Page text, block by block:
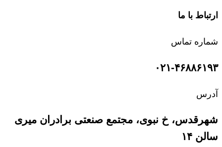
ارتباط با ما
شماره تماس
۰۲۱-۴۶۸۸۶۱۹۳
آدرس
شهرقدس، خ نبوی، مجتمع صنعتی برادران میری
سالن ۱۴